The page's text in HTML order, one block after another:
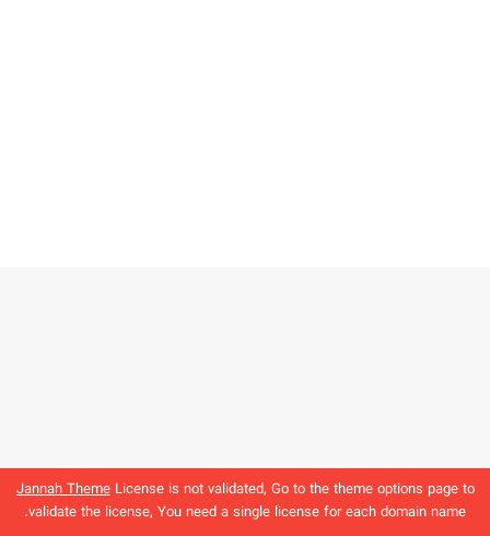
Jannah ThemeLicense is not validated, Go to the theme options page to
validate the license, You need a single license for each domain name.